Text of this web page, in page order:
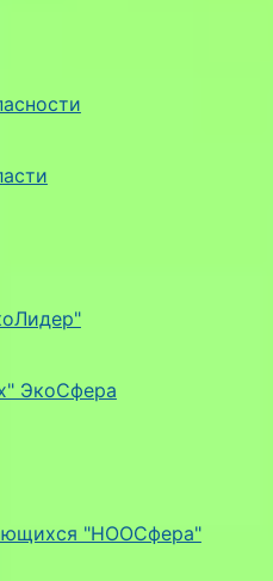
ЭкоСфера
"НООСфера"